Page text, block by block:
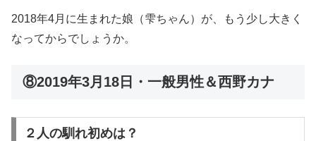
2018年4月に生まれた娘（雫ちゃん）が、もう少し大きく
なってからでしょうか。
⑧2019年3月18日・一般男性＆西野カナ
２人の馴れ初めは？